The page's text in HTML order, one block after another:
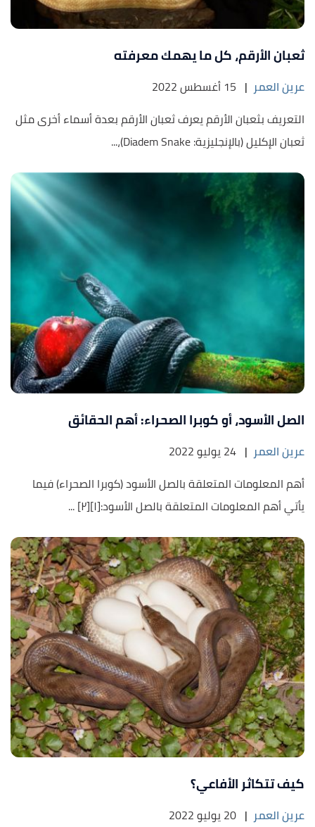
ثعبان الأرقم، كل ما يهمك معرفته
عرين العمر | 15 أغسطس 2022
التعريف بثعبان الأرقم يعرف ثعبان الأرقم بعدة أسماء أخرى مثل
ثعبان الإكليل (بالإنجليزية: Diadem Snake)،...
الصل الأسود، أو كوبرا الصحراء: أهم الحقائق
عرين العمر | 24 يوليو 2022
أهم المعلومات المتعلقة بالصل الأسود (كوبرا الصحراء) فيما
يأتي أهم المعلومات المتعلقة بالصل الأسود:[١][٢] ...
كيف تتكاثر الأفاعي؟
عرين العمر | 20 يوليو 2022